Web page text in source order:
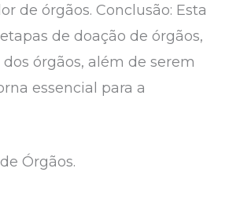
de órgãos. Conclusão: Esta
de doação de órgãos,
órgãos, além de serem
essencial para a
Órgãos.